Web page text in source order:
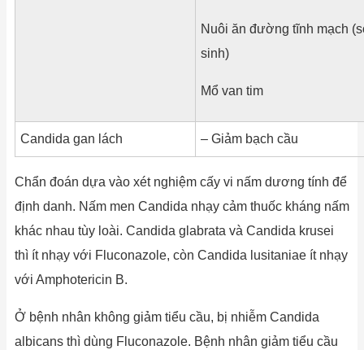
Nuôi ăn đường tĩnh mạch
sinh)
Mổ van tim
Candida gan lách – Giảm bạch cầu
Chẩn đoán dựa vào xét nghiệm cấy vi nấm dương tính để
định danh. Nấm men Candida nhạy cảm thuốc kháng nấm
khác nhau tùy loài. Candida glabrata và Candida krusei
thì ít nhạy với Fluconazole, còn Candida lusitaniae ít nhạy
với Amphotericin B.
Ở bệnh nhân không giảm tiểu cầu, bị nhiễm Candida
albicans thì dùng Fluconazole. Bệnh nhân giảm tiểu cầu